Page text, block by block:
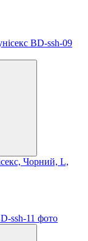
Чорний, L,